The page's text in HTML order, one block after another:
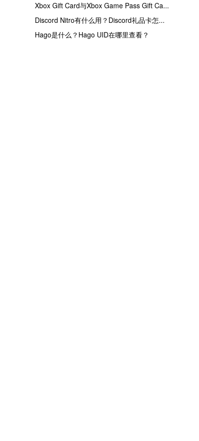
Xbox Gift Card与Xbox Game Pass Gift Ca...
Discord Nitro有什么用？Discord礼品卡怎...
Hago是什么？Hago UID在哪里查看？